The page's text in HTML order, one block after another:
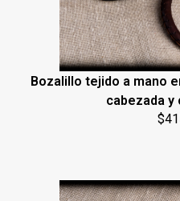
Bozalillo tejido a mano
cabezada y
$